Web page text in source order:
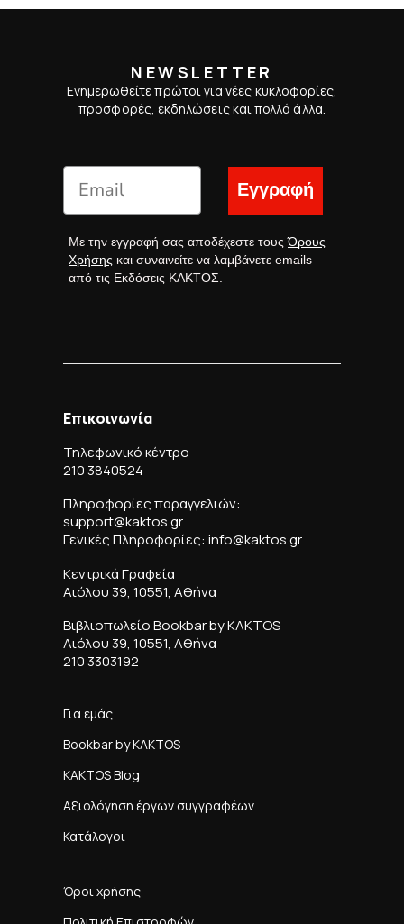
NEWSLETTER
Ενημερωθείτε πρώτοι για νέες κυκλοφορίες,
προσφορές, εκδηλώσεις και πολλά άλλα.
Εγγραφή
Με την εγγραφή σας αποδέχεστε τουςΌρους
Χρήσης και συναινείτε να λαμβάνετε emails
από τις Εκδόσεις ΚΑΚΤΟΣ.
Επικοινωνία
Τηλεφωνικό κέντρο
210 3840524
Πληροφορίες παραγγελιών:
support@kaktos.gr
Γενικές Πληροφορίες: info@kaktos.gr
Κεντρικά Γραφεία
Αιόλου 39, 10551, Αθήνα
Βιβλιοπωλείο Bookbar by KAKTOS
Αιόλου 39, 10551, Αθήνα
210 3303192
Για εμάς
Bookbar by KAKTOS
KAKTOS Blog
Αξιολόγηση έργων συγγραφέων
Κατάλογοι
Όροι χρήσης